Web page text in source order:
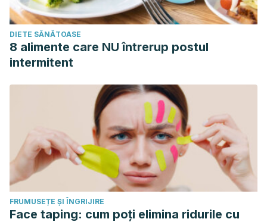
DIETE SĂNĂTOASE
8 alimente care NU întrerup postul
intermitent
FRUMUSEȚE ȘI ÎNGRIJIRE
Face taping: cum poți elimina ridurile cu